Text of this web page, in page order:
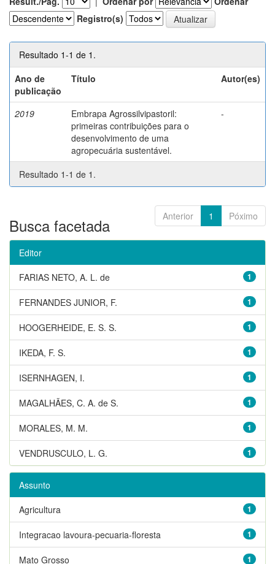
Registro(s)
Resultado 1-1 de 1.
Ano de
publicação
Título Autor(es)
2019
Embrapa Agrossilvipastoril:
primeiras contribuições para o
desenvolvimento de uma
agropecuária sustentável.
-
Resultado 1-1 de 1.
Anterior 1 Póximo
Busca facetada
Editor
1
FARIAS NETO, A. L. de
1
FERNANDES JUNIOR, F.
1
HOOGERHEIDE, E. S. S.
1
IKEDA, F. S.
1
ISERNHAGEN, I.
1
MAGALHÃES, C. A. de S.
1
MORALES, M. M.
1
VENDRUSCULO, L. G.
Assunto
1
Agricultura
1
Integracao lavoura-pecuaria-floresta
1
Mato Grosso